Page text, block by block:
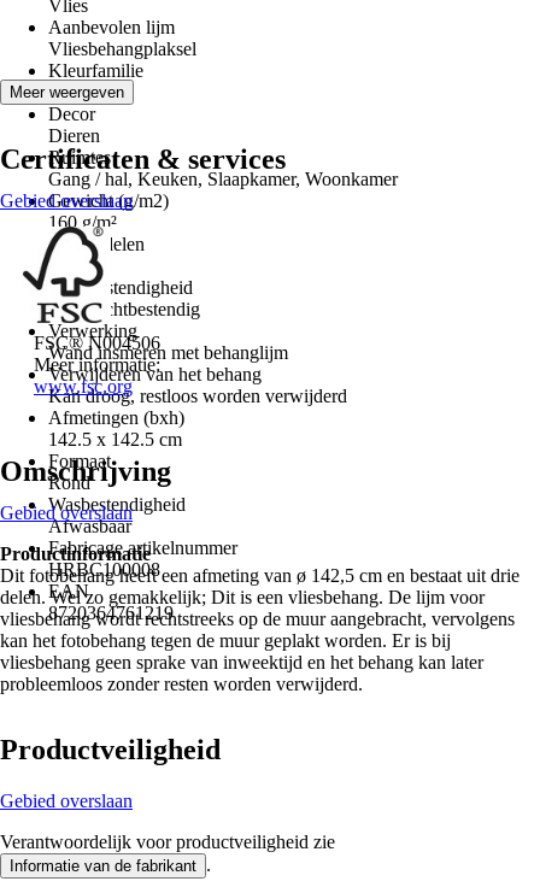
Vlies
Aanbevolen lijm
Vliesbehangplaksel
Kleurfamilie
Zwart
Decor
Dieren
Ruimtes
Gang / hal, Keuken, Slaapkamer, Woonkamer
Gewicht (g/m2)
160 g/m²
Aantal delen
3
Lichtbestendigheid
Goed lichtbestendig
Verwerking
Wand insmeren met behanglijm
Verwijderen van het behang
Kan droog, restloos worden verwijderd
Afmetingen (bxh)
142.5 x 142.5 cm
Formaat
Rond
Wasbestendigheid
Afwasbaar
Fabricage artikelnummer
HRBC100008
EAN
8720364761219
Meer weergeven
Certificaten & services
Gebied overslaan
FSC® N004506
Meer informatie:
www.fsc.org
Omschrijving
Gebied overslaan
Productinformatie
Dit fotobehang heeft een afmeting van ø 142,5 cm en bestaat uit drie
delen. Wel zo gemakkelijk; Dit is een vliesbehang. De lijm voor
vliesbehang wordt rechtstreeks op de muur aangebracht, vervolgens
kan het fotobehang tegen de muur geplakt worden. Er is bij
vliesbehang geen sprake van inweektijd en het behang kan later
probleemloos zonder resten worden verwijderd.
Productveiligheid
Gebied overslaan
Verantwoordelijk voor productveiligheid zie
Informatie van de fabrikant .